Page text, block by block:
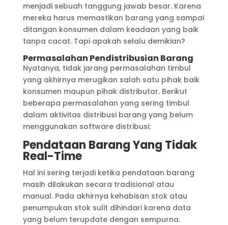
menjadi sebuah tanggung jawab besar. Karena
mereka harus memastikan barang yang sampai
ditangan konsumen dalam keadaan yang baik
tanpa cacat. Tapi apakah selalu demikian?
Permasalahan Pendistribusian Barang
Nyatanya, tidak jarang permasalahan timbul
yang akhirnya merugikan salah satu pihak baik
konsumen maupun pihak distributor. Berikut
beberapa permasalahan yang sering timbul
dalam aktivitas distribusi barang yang belum
menggunakan software distribusi:
Pendataan Barang Yang Tidak
Real-Time
Hal ini sering terjadi ketika pendataan barang
masih dilakukan secara tradisional atau
manual. Pada akhirnya kehabisan stok atau
penumpukan stok sulit dihindari karena data
yang belum terupdate dengan sempurna.